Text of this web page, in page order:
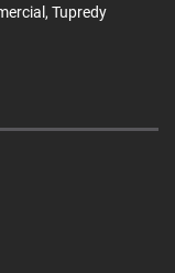
Tupredy